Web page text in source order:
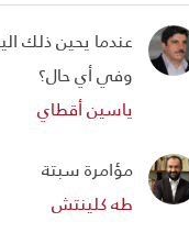
عندما يحين ذلك
وفي أي حال؟
ياسين أقطاي
مؤامرة سبتة
طه كلينتش